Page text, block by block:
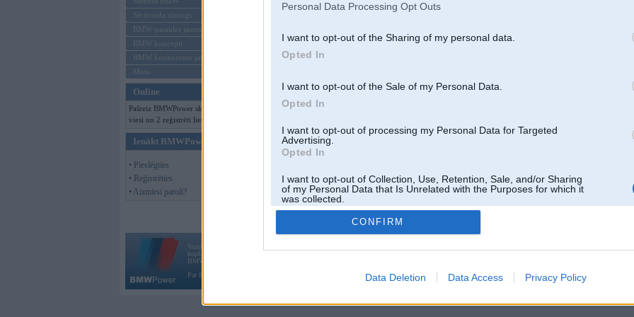
Personal Data Processing Opt Outs
I want to opt-out of the Sharing of my personal data.
Opted In
I want to opt-out of the Sale of my Personal Data.
Opted In
I want to opt-out of processing my Personal Data for Targeted
Advertising.
Opted In
I want to opt-out of Collection, Use, Retention, Sale, and/or Sharing
of my Personal Data that Is Unrelated with the Purposes for which it
was collected.
Opted Out
CONFIRM
Data Deletion Data Access Privacy Policy
Sērijveida tūnings
BMW pasaules jaunumi
BMW koncepti
BMW konkurentu jaunumi
Moto
Online
Pašreiz BMWPower skatās 131
viesi un 2 reģistrēti lietotāji.
Ienākt BMWPower
• Pieslēgties
• Reģistrēties
• Aizmirsi paroli?
Vortāls BMWPower.lv darbojas
kopš 2002. gada 14. maija. Tas nav auto klubs un nav saistīts ar
BMW AG.
Par BMWPower